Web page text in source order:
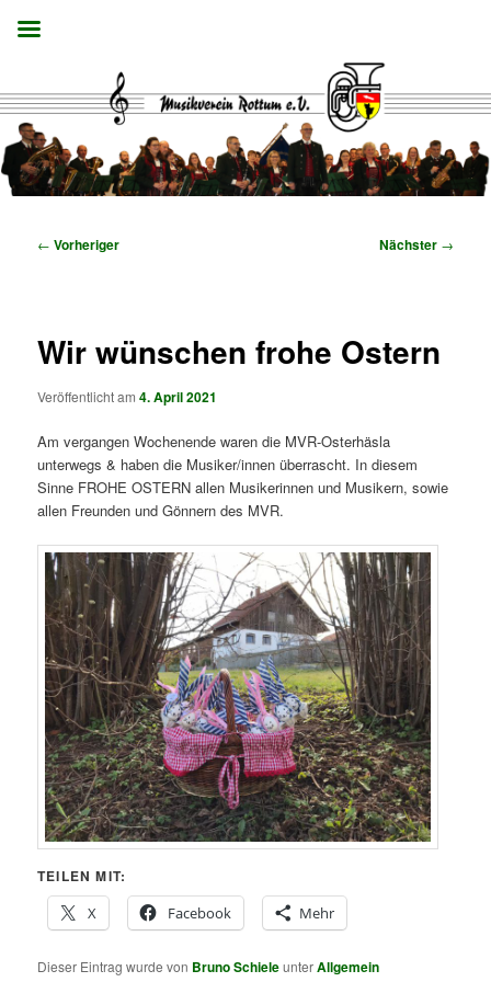
primären
Inhalt
springenMusikverein Rottum e.V.
Beitragsnavigation
← Vorheriger Nächster →
Wir wünschen frohe Ostern
Veröffentlicht am4. April 2021
Am vergangen Wochenende waren die MVR-Osterhäsla
unterwegs & haben die Musiker/innen überrascht. In diesem
Sinne FROHE OSTERN allen Musikerinnen und Musikern, sowie
allen Freunden und Gönnern des MVR.
TEILEN MIT:
X
Facebook Mehr
Dieser Eintrag wurde von Bruno SchieleunterAllgemein